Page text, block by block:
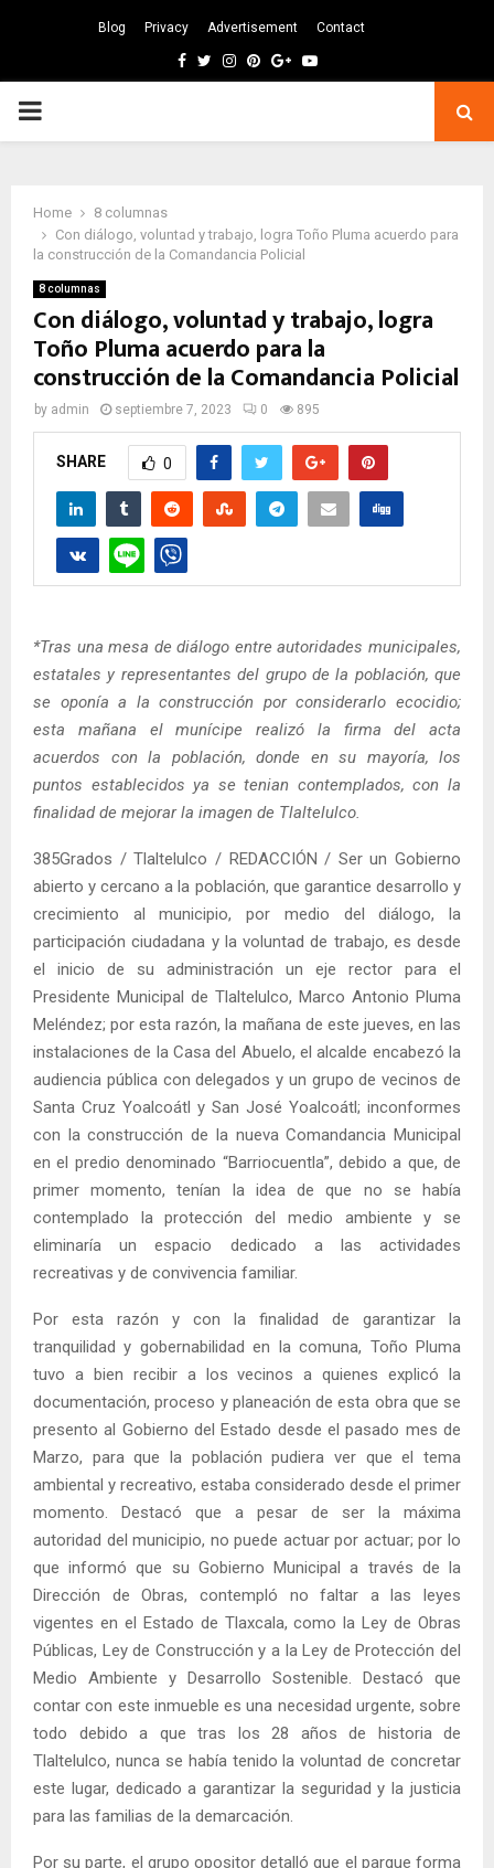
Blog Privacy Advertisement Contact
Facebook
TwitterInstagram
Pinterest
GoogleYoutube
PRIMARY
Home
8 columnas
Con diálogo, voluntad y trabajo, logra Toño Pluma acuerdo para
la construcción de la Comandancia Policial
8 columnas
Con diálogo, voluntad y trabajo, logra
Toño Pluma acuerdo para la
construcción de la Comandancia Policial
by admin septiembre 7, 2023 0 895
SHARE 0
*Tras una mesa de diálogo entre autoridades municipales,
estatales y representantes del grupo de la población, que
se oponía a la construcción por considerarlo ecocidio;
esta mañana el munícipe realizó la firma del acta
acuerdos con la población, donde en su mayoría, los
puntos establecidos ya se tenian contemplados, con la
finalidad de mejorar la imagen de Tlaltelulco.
385Grados / Tlaltelulco / REDACCIÓN / Ser un Gobierno
abierto y cercano a la población, que garantice desarrollo y
crecimiento al municipio, por medio del diálogo, la
participación ciudadana y la voluntad de trabajo, es desde
el inicio de su administración un eje rector para el
Presidente Municipal de Tlaltelulco, Marco Antonio Pluma
Meléndez; por esta razón, la mañana de este jueves, en las
instalaciones de la Casa del Abuelo, el alcalde encabezó la
audiencia pública con delegados y un grupo de vecinos de
Santa Cruz Yoalcoátl y San José Yoalcoátl; inconformes
con la construcción de la nueva Comandancia Municipal
en el predio denominado “Barriocuentla”, debido a que, de
primer momento, tenían la idea de que no se había
contemplado la protección del medio ambiente y se
eliminaría un espacio dedicado a las actividades
recreativas y de convivencia familiar.
Por esta razón y con la finalidad de garantizar la
tranquilidad y gobernabilidad en la comuna, Toño Pluma
tuvo a bien recibir a los vecinos a quienes explicó la
documentación, proceso y planeación de esta obra que se
presento al Gobierno del Estado desde el pasado mes de
Marzo, para que la población pudiera ver que el tema
ambiental y recreativo, estaba considerado desde el primer
momento. Destacó que a pesar de ser la máxima
autoridad del municipio, no puede actuar por actuar; por lo
que informó que su Gobierno Municipal a través de la
Dirección de Obras, contempló no faltar a las leyes
vigentes en el Estado de Tlaxcala, como la Ley de Obras
Públicas, Ley de Construcción y a la Ley de Protección del
Medio Ambiente y Desarrollo Sostenible. Destacó que
contar con este inmueble es una necesidad urgente, sobre
todo debido a que tras los 28 años de historia de
Tlaltelulco, nunca se había tenido la voluntad de concretar
este lugar, dedicado a garantizar la seguridad y la justicia
para las familias de la demarcación.
Por su parte, el grupo opositor detalló que el parque forma